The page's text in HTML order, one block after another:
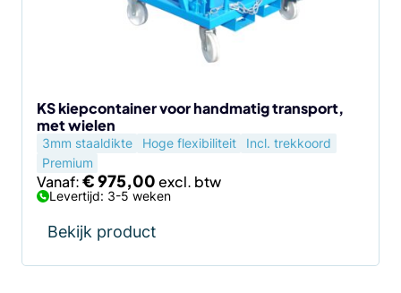
KS kiepcontainer voor handmatig transport,
met wielen
3mm staaldikte Hoge flexibiliteit
Incl. trekkoord
Premium
Vanaf:€975,00
Levertijd: 3-5 weken
Bekijk product
de
productpagina